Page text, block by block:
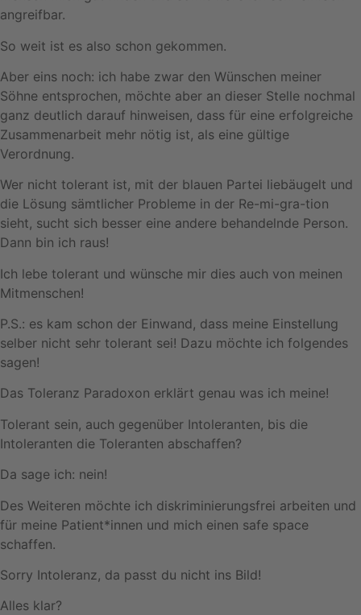
angreifbar.
So weit ist es also schon gekommen.
Aber eins noch: ich habe zwar den Wünschen meiner
Söhne entsprochen, möchte aber an dieser Stelle nochmal
ganz deutlich darauf hinweisen, dass für eine erfolgreiche
Zusammenarbeit mehr nötig ist, als eine gültige
Verordnung.
Wer nicht tolerant ist, mit der blauen Partei liebäugelt und
die Lösung sämtlicher Probleme in der Re-mi-gra-tion
sieht, sucht sich besser eine andere behandelnde Person.
Dann bin ich raus!
Ich lebe tolerant und wünsche mir dies auch von meinen
Mitmenschen!
P.S.: es kam schon der Einwand, dass meine Einstellung
selber nicht sehr tolerant sei! Dazu möchte ich folgendes
sagen!
Das Toleranz Paradoxon erklärt genau was ich meine!
Tolerant sein, auch gegenüber Intoleranten, bis die
Intoleranten die Toleranten abschaffen?
Da sage ich: nein!
Des Weiteren möchte ich diskriminierungsfrei arbeiten und
für meine Patient*innen und mich einen safe space
schaffen.
Sorry Intoleranz, da passt du nicht ins Bild!
Alles klar?